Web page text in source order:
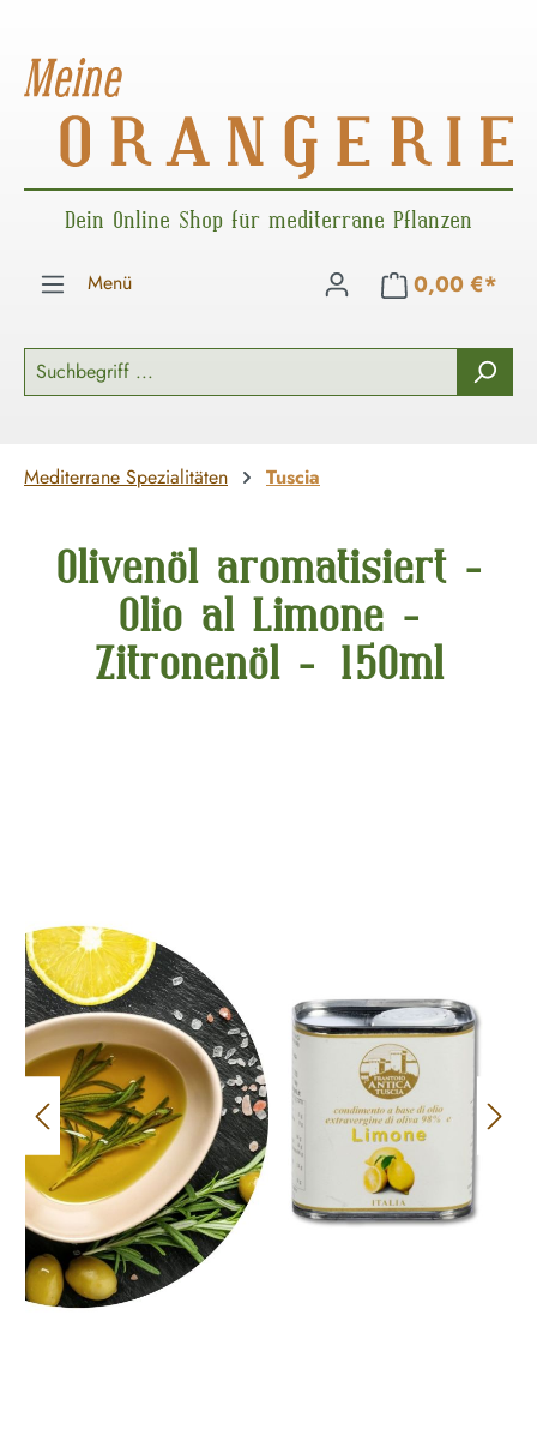
Dein Online Shop für mediterrane Pflanzen
Menü 0,00 €*
Mediterrane Spezialitäten Tuscia
Olivenöl aromatisiert -
Olio al Limone -
Zitronenöl - 150ml